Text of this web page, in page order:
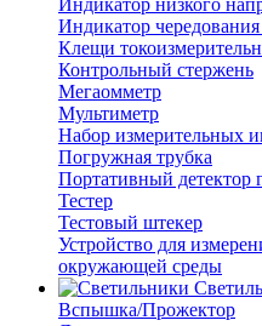
Индикатор низкого
Индикатор чередования
Клещи
Контрольный стержень
Мегаомметр
Мультиметр
Набор измерительных
Погружная трубка
Портативный детектор
Тестер
Тестовый штекер
Устройство для
окружающей среды
Вспышка/Прожектор